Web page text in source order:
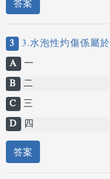
答案
3 3.水泡性灼傷係屬
A 一
B 二
C 三
D
四
答案